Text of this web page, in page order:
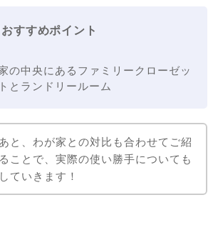
すすめポイント
の中央にあるファミリークローゼッ
トとランドリールーム
と、わが家との対比も合わせてご紹
ことで、実際の使い勝手についても
ていきます！